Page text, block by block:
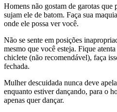
Homens não gostam de garotas que
sujam ele de batom. Faça sua
onde ele possa ver você.
Não se sente em posições
mesmo que você esteja. Fique
chiclete (não recomendável), faça
fechada.
Mulher descuidada nunca deve
enquanto estiver dançando, para o
apenas quer dançar.